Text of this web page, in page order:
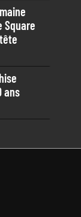
Square
ans